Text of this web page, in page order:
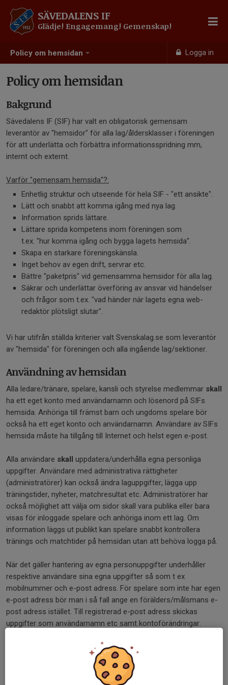
Policy om hemsidan Logga in
SÄVEDALENS IF
Glädje! Engagemang! Gemenskap!
Policy om hemsidan
Bakgrund
Sävedalens IF (SIF) har valt en obligatorisk gemensam
leverantör av "hemsidor" för alla lag/åldersklasser i föreningen
för att underlätta och förbättra informationsspridning mm,
internt och externt.
Varför "gemensam hemsida"?:
Enhetlig struktur och utseende för hela SIF - "ett ansikte".
Lätt och snabbt att komma igång med nya lag.
Information sprids lättare.
Lättare sprida kompetens inom föreningen som
t.ex. "hur komma igång och bygga lagets hemsida".
Skapa en starkare föreningskänsla.
Inget behov av egen drift, servrar etc.
Bättre "paketpris" vid gemensamma hemsidor för alla lag.
Säkrar och underlättar överföring av ansvar vid händelser
och frågor som t.ex. "vad händer när lagets egna web-
redaktör plötsligt slutar".
Vi har utifrån ställda kriterier valt Svenskalag.se som leverantör
av "hemsida" för föreningen och alla ingående lag/sektioner.
Användning av hemsidan
Alla ledare/tränare, spelare, kansli och styrelse medlemmar skall
ha ett eget konto med användarnamn och lösenord på SIFs
hemsida. Anhöriga till främst barn och ungdoms spelare bör
också ha ett eget konto och användarnamn. Användare av SIFs
hemsida måste ha tillgång till Internet och helst egen e-post.
Alla användare skall uppdatera/underhålla egna personliga
uppgifter. Användare med administrativa rättigheter
(administratörer) kan också ändra laguppgifter, lägga upp
träningstider, nyheter, matchresultat etc. Administratörer har
också möjlighet att välja om sidor skall vara publika eller bara
visas för inloggade spelare och anhöriga inom ett lag. Om
information läggs ut publikt kan spelare snabbt kontrollera
tränings och matchtider på hemsidan utan att behöva logga på.
När det gäller hantering av egna personuppgifter underhåller
respektive användare sina egna uppgifter så som t ex
mobilnummer och e-post adress. För spelare som inte har egen
e-post adress bör man i så fall ange en förälders/målsmans e-
post adress istället. Till registrerad e-post adress skickas
uppgifter som användarnamn etc samt kontoförändringar.
Vi rekommenderar att lagen endast visar förnamn publikt.
Inställningar för detta görs i kontrollpanelen för respektive lag.
Inloggade användare i respektive lag kan dock se uppgifter som